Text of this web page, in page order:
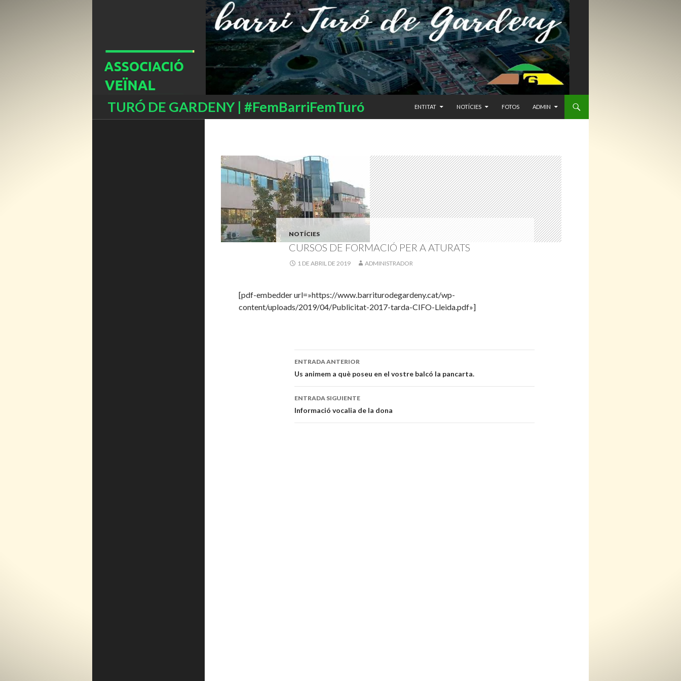
TURÓ DE GARDENY | #FemBarriFemTuró
Buscar
ENTITAT
NOTÍCIES FOTOS ADMIN
NOTÍCIES
CURSOS DE FORMACIÓ PER A ATURATS
1 DE ABRIL DE 2019 ADMINISTRADOR
[pdf-embedder url=»https://www.barriturodegardeny.cat/wp-
content/uploads/2019/04/Publicitat-2017-tarda-CIFO-Lleida.pdf»]
Navegación
de
entradas
ENTRADA ANTERIOR
Us animem a què poseu en el vostre balcó la pancarta.
ENTRADA SIGUIENTE
Informació vocalia de la dona